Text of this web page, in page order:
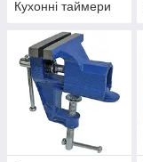
Кухонні таймери